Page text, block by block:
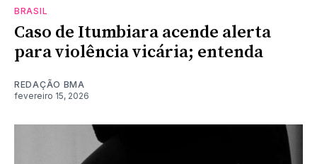
BRASIL
Caso de Itumbiara acende alerta
para violência vicária; entenda
REDAÇÃO BMA
fevereiro 15, 2026